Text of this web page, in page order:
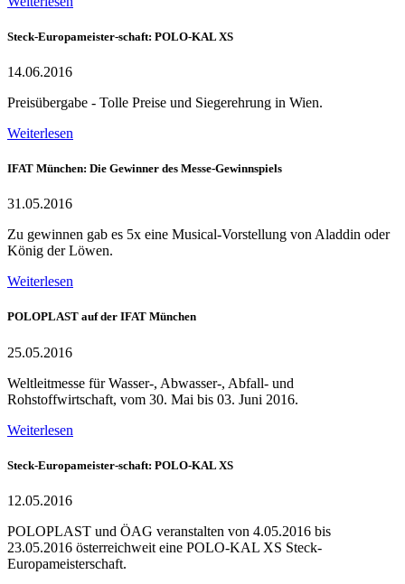
Steck-Europameister-schaft: POLO-KAL XS
14.06.2016
Preisübergabe - Tolle Preise und Siegerehrung in Wien.
Weiterlesen
IFAT München: Die Gewinner des Messe-Gewinnspiels
31.05.2016
Zu gewinnen gab es 5x eine Musical-Vorstellung von Aladdin oder
König der Löwen.
Weiterlesen
POLOPLAST auf der IFAT München
25.05.2016
Weltleitmesse für Wasser-, Abwasser-, Abfall- und
Rohstoffwirtschaft, vom 30. Mai bis 03. Juni 2016.
Weiterlesen
Steck-Europameister-schaft: POLO-KAL XS
12.05.2016
POLOPLAST und ÖAG veranstalten von 4.05.2016 bis
23.05.2016 österreichweit eine POLO-KAL XS Steck-
Europameisterschaft.